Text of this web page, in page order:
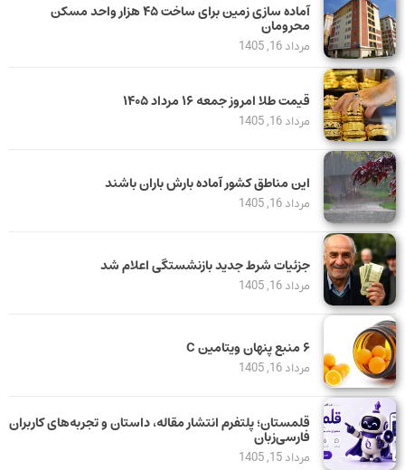
آماده سازی زمین برای ساخت ۴۵ هزار واحد مسکن
محرومان
مرداد 16, 1405
قیمت طلا امروز جمعه ۱۶ مرداد ۱۴۰۵
مرداد 16, 1405
این مناطق کشور آماده بارش باران باشند
مرداد 16, 1405
جزئیات شرط جدید بازنشستگی اعلام شد
مرداد 16, 1405
۶ منبع پنهان ویتامین C
مرداد 16, 1405
قلمستان؛ پلتفرم انتشار مقاله، داستان و تجربه‌های کاربران
فارسی‌زبان
مرداد 15, 1405